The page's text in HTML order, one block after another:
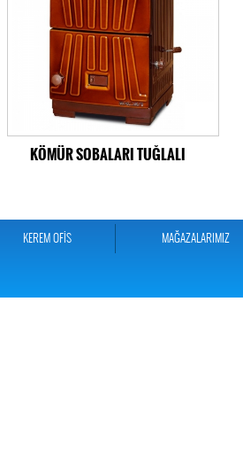
KÖMÜR SOBALARI TUĞLALI
KEREM OFİS MAĞAZALARIMIZ